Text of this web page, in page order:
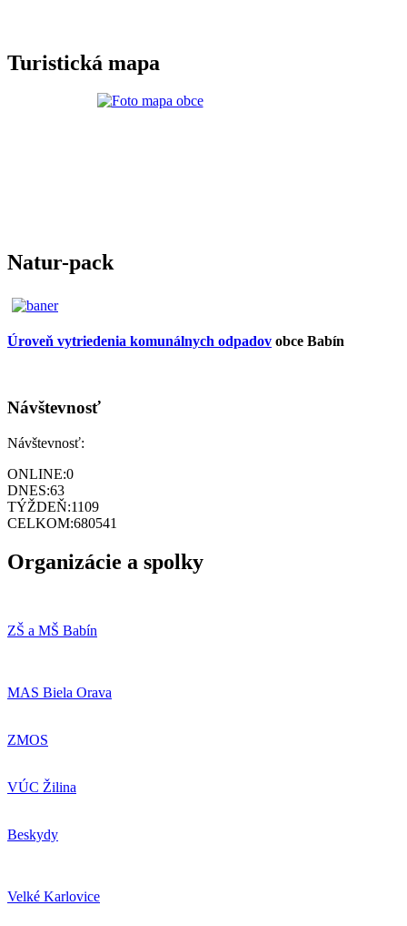
Turistická mapa
Natur-pack
Úroveň vytriedenia komunálnych odpadov obce Babín
Návštevnosť
Návštevnosť:
ONLINE:0
DNES:63
TÝŽDEŇ:1109
CELKOM:680541
Organizácie a spolky
ZŠ a MŠ Babín
MAS Biela Orava
ZMOS
VÚC Žilina
Beskydy
Velké Karlovice